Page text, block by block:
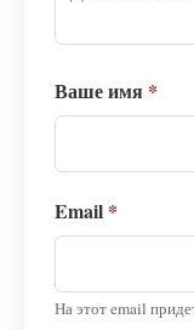
Ваше имя *
Email *
На этот email